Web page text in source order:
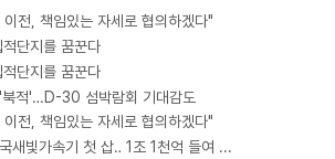
전, 책임있는 자세로 협의하겠다"
단지를 꿈꾼다
단지를 꿈꾼다
북적'…D-30 섬박람회 기대감도
전, 책임있는 자세로 협의하겠다"
[충북] '꿈의 현미경' 한국새빛가속기 첫 삽‥ 1조 1천억 들여 2029년 완공